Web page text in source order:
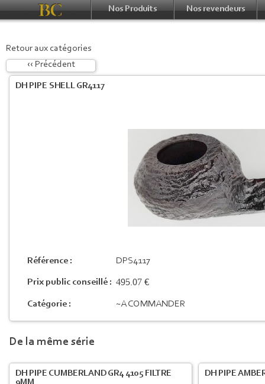
Nos Produits Nos revendeurs
Retour aux catégories
‹‹ Précédent
DH PIPE SHELL GR4117
Référence : DPS4117
Prix public conseillé : 495.07 €
Catégorie : ~A COMMANDER
De la même série
DH PIPE CUMBERLAND GR4 4105 FILTRE
DH PIPE